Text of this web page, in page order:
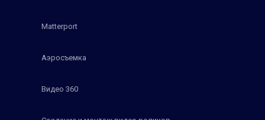
Matterport
Аэросъемка
Видео 360